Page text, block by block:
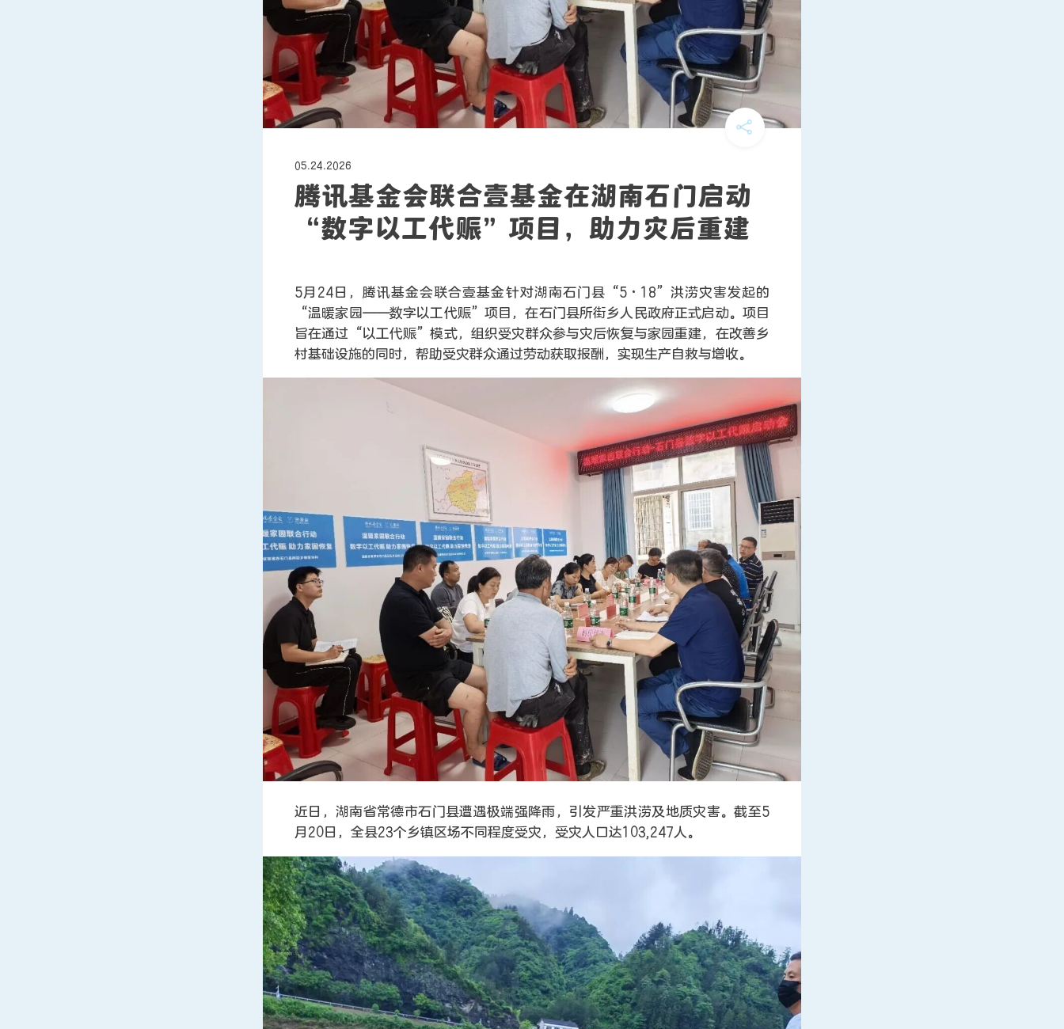
05.24.2026
腾讯基金会联合壹基金在湖南石门启动
“数字以工代赈”项目，助力灾后重建
5月24日，腾讯基金会联合壹基金针对湖南石门县“5·18”洪涝灾害发起的
“温暖家园——数字以工代赈”项目，在石门县所街乡人民政府正式启动。项目
旨在通过“以工代赈”模式，组织受灾群众参与灾后恢复与家园重建，在改善乡
村基础设施的同时，帮助受灾群众通过劳动获取报酬，实现生产自救与增收。
近日，湖南省常德市石门县遭遇极端强降雨，引发严重洪涝及地质灾害。截至5
月20日，全县23个乡镇区场不同程度受灾，受灾人口达103,247人。